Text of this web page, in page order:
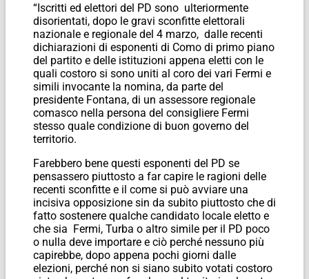
“Iscritti ed elettori del PD sono ulteriormente
disorientati, dopo le gravi sconfitte elettorali
nazionale e regionale del 4 marzo, dalle recenti
dichiarazioni di esponenti di Como di primo piano
del partito e delle istituzioni appena eletti con le
quali costoro si sono uniti al coro dei vari Fermi e
simili invocante la nomina, da parte del
presidente Fontana, di un assessore regionale
comasco nella persona del consigliere Fermi
stesso quale condizione di buon governo del
territorio.
Farebbero bene questi esponenti del PD se
pensassero piuttosto a far capire le ragioni delle
recenti sconfitte e il come si può avviare una
incisiva opposizione sin da subito piuttosto che di
fatto sostenere qualche candidato locale eletto e
che sia Fermi, Turba o altro simile per il PD poco
o nulla deve importare e ciò perché nessuno più
capirebbe, dopo appena pochi giorni dalle
elezioni, perché non si siano subito votati costoro